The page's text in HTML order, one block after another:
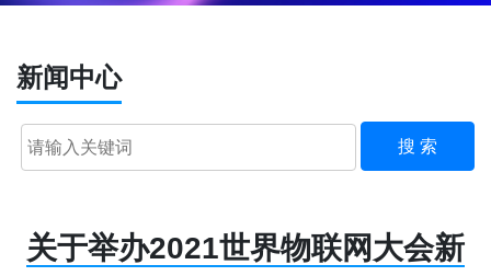
新闻中心
搜 索
关于举办2021世界物联网大会新